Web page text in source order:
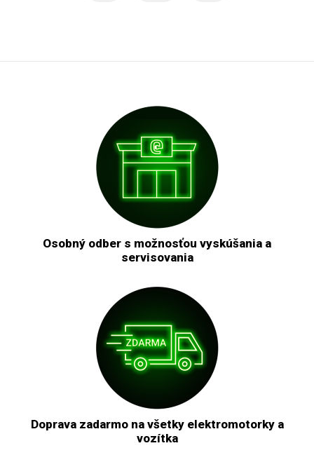
Osobný odber s možnosťou vyskúšania a
servisovania
Doprava zadarmo na všetky elektromotorky a
vozítka